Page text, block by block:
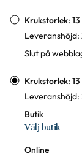
Krukstorlek:
Slut på
Krukstorlek:
Butik
Välj butik
Online